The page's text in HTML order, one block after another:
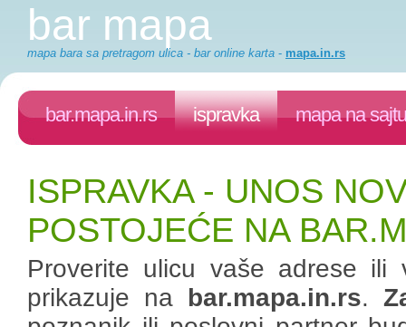
bar mapa
mapa bara sa pretragom ulica - bar online karta - mapa.in.rs
bar.mapa.in.rs ispravka mapa na sajtu
ISPRAVKA - UNOS
POSTOJEĆE NA
Proverite ulicu vaše adrese
prikazuje na bar.mapa.in.rs.